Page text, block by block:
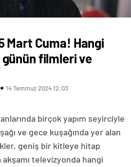
Mart Cuma! Hangi
filmleri ve
14 Temmuz 2024 12:03
birçok yapım seyirciyle
ve gece kuşağında yer alan
geniş bir kitleye hitap
televizyonda hangi